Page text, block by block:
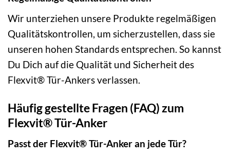
Wir unterziehen unsere Produkte regelmäßigen
Qualitätskontrollen, um sicherzustellen, dass sie
unseren hohen Standards entsprechen. So kannst
Du Dich auf die Qualität und Sicherheit des
Flexvit® Tür-Ankers verlassen.
Häufig gestellte Fragen (FAQ) zum
Flexvit® Tür-Anker
Passt der Flexvit® Tür-Anker an jede Tür?